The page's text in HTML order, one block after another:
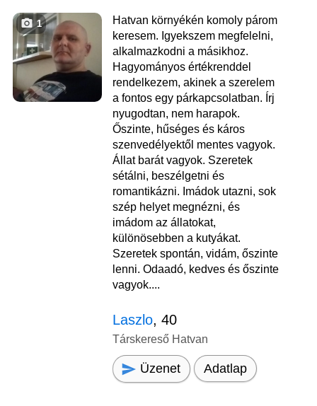
1
Hatvan környékén komoly párom
keresem. Igyekszem megfelelni,
alkalmazkodni a másikhoz.
Hagyományos értékrenddel
rendelkezem, akinek a szerelem
a fontos egy párkapcsolatban. Írj
nyugodtan, nem harapok.
Őszinte, hűséges és káros
szenvedélyektől mentes vagyok.
Állat barát vagyok. Szeretek
sétálni, beszélgetni és
romantikázni. Imádok utazni, sok
szép helyet megnézni, és
imádom az állatokat,
különösebben a kutyákat.
Szeretek spontán, vidám, őszinte
lenni. Odaadó, kedves és őszinte
vagyok....
Laszlo, 40
Társkereső Hatvan
Üzenet Adatlap